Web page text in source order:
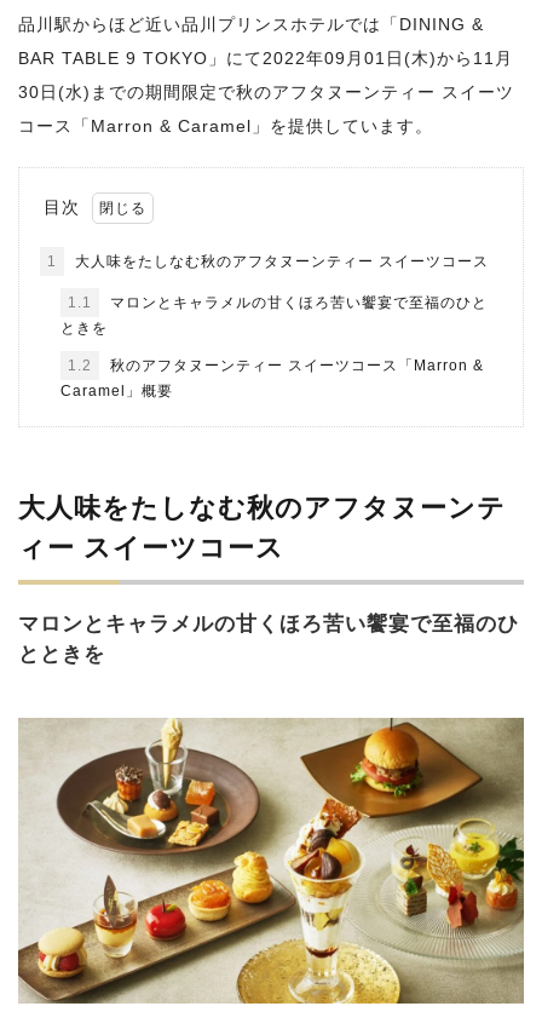
品川駅からほど近い品川プリンスホテルでは「DINING &
BAR TABLE 9 TOKYO」にて2022年09月01日(木)から11月
30日(水)までの期間限定で秋のアフタヌーンティー スイーツ
コース「Marron & Caramel」を提供しています。
目次
1 大人味をたしなむ秋のアフタヌーンティー スイーツコース
1.1
マロンとキャラメルの甘くほろ苦い饗宴で至福のひと
ときを
1.2
秋のアフタヌーンティー スイーツコース「Marron &
Caramel」概要
大人味をたしなむ秋のアフタヌーンテ
ィー スイーツコース
マロンとキャラメルの甘くほろ苦い饗宴で至福のひ
とときを